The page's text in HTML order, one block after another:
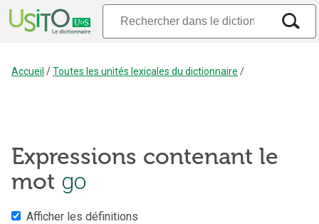
Accueil /Toutes les unités lexicales du dictionnaire /
Expressions contenant le
mot go
Afficher les définitions